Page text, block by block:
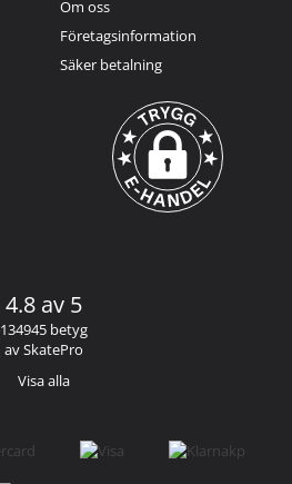
Om oss
Företagsinformation
Säker betalning
4.8 av 5
134945 betyg
av SkatePro
Visa alla